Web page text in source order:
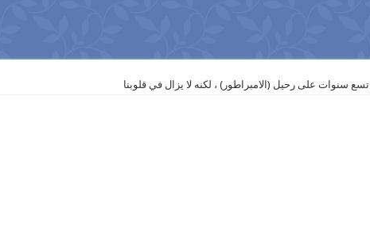
تسع سنوات على رحيل (الامبراطور) ، لكنه لا يزال في قلوبنا